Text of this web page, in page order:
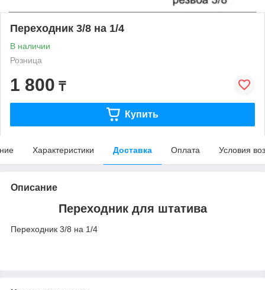
Переходник 3/8 на 1/4
В наличии
Розница
1 800 ₸
Купить
Характеристики Доставка Оплата Условия
Описание
Переходник для штатива
Переходник 3/8 на 1/4